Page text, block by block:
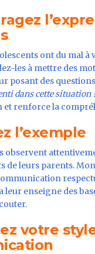
ont du mal à
les à mettre des
posant des
dans cette situation
renforce la
l’exemple
observent
de leurs parents.
leur enseigne des
votre